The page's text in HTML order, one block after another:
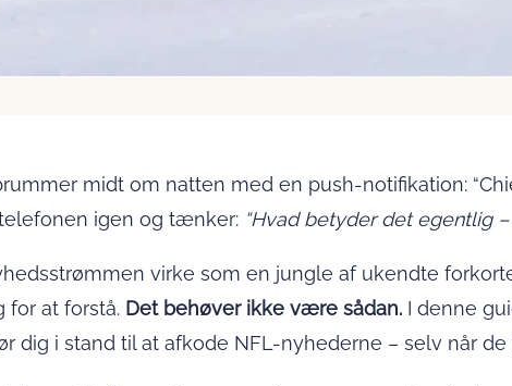
midt om natten med en push-notifikation:
igen og tænker: “Hvad betyder det egentlig
virke som en jungle af ukendte
at forstå. Det behøver ikke være sådan. I denne
dig i stand til at afkode NFL-nyhederne – selv når